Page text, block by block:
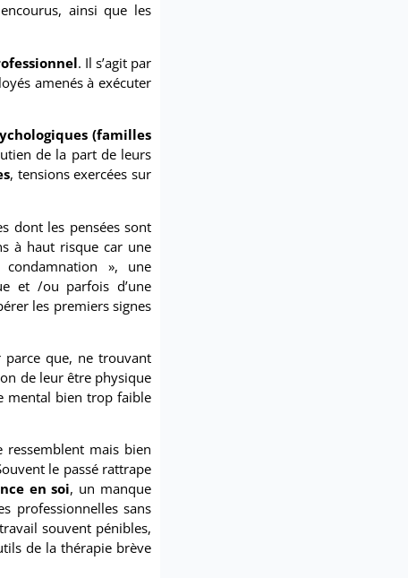
ainsi que les
. Il s’agit par
amenés à exécuter
(familles
de la part de leurs
, tensions exercées sur
dont les pensées sont
à haut risque car une
», une
et /ou parfois d’une
les premiers signes
parce que, ne trouvant
de leur être physique
mental bien trop faible
ressemblent mais bien
le passé rattrape
en soi, un manque
professionnelles sans
souvent pénibles,
de la thérapie brève